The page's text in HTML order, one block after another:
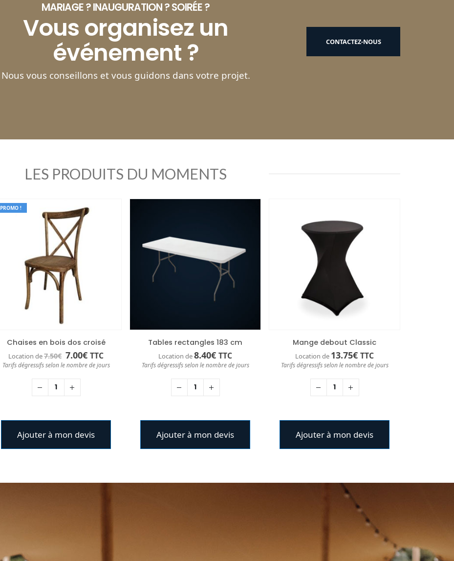
MARIAGE ? INAUGURATION ? SOIRÉE ?
Vous organisez un
événement ?
Nous vous conseillons et vous guidons dans votre projet.
CONTACTEZ-NOUS
LES PRODUITS DU MOMENTS
PROMO !
Chaises en bois dos croisé
Location de7.50€ Le
prix
était :
7.50€.
7.00€Le
prix
actuel
TTC
Tarifs dégressifs selon le nombre de jours
Ajouter à mon devis
Tables rectangles 183 cm
Location de8.40€ TTC
Tarifs dégressifs selon le nombre de jours
Ajouter à mon devis
Mange debout Classic
Location de 13.75€ TTC
Tarifs dégressifs selon le nombre de jours
Ajouter à mon devis